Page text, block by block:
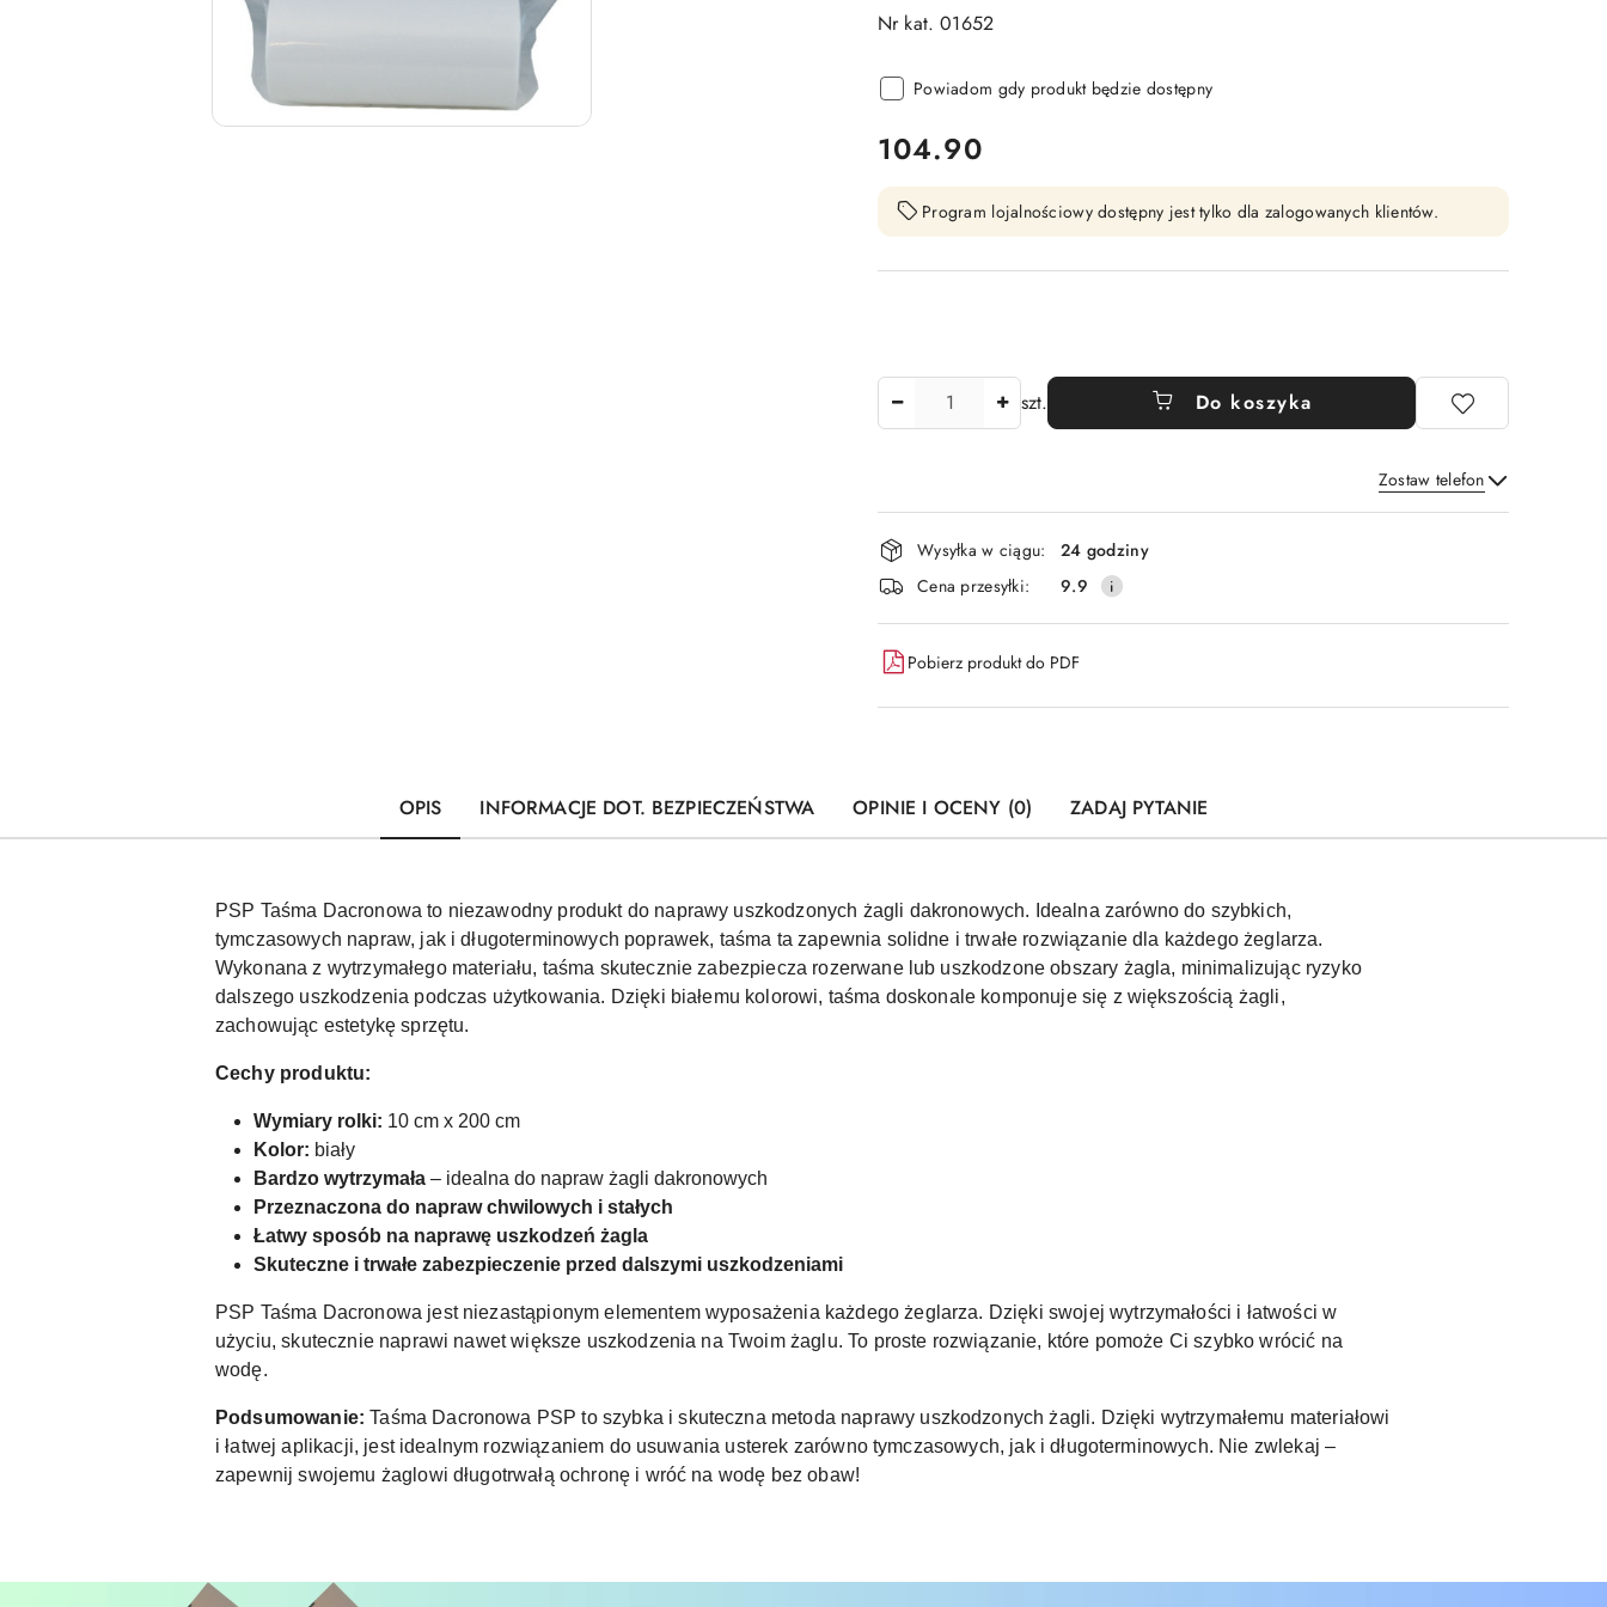
Nr kat. 01652
Powiadom gdy produkt będzie dostępny
cena:
104.90
Program lojalnościowy dostępny jest tylko dla zalogowanych klientów.
szt. Do koszyka
Zostaw telefon
Wyślij
Dostępność
i
dostawa
Wysyłka w ciągu:
24 godziny
Cena przesyłki:
9.9
Pobierz produkt do PDF
OPIS INFORMACJE DOT. BEZPIECZEŃSTWA OPINIE I OCENY (0) ZADAJ PYTANIE
PSP Taśma Dacronowa to niezawodny produkt do naprawy uszkodzonych żagli dakronowych. Idealna zarówno do szybkich,
tymczasowych napraw, jak i długoterminowych poprawek, taśma ta zapewnia solidne i trwałe rozwiązanie dla każdego żeglarza.
Wykonana z wytrzymałego materiału, taśma skutecznie zabezpiecza rozerwane lub uszkodzone obszary żagla, minimalizując ryzyko
dalszego uszkodzenia podczas użytkowania. Dzięki białemu kolorowi, taśma doskonale komponuje się z większością żagli,
zachowując estetykę sprzętu.
Cechy produktu:
Wymiary rolki: 10 cm x 200 cm
Kolor: biały
Bardzo wytrzymała – idealna do napraw żagli dakronowych
Przeznaczona do napraw chwilowych i stałych
Łatwy sposób na naprawę uszkodzeń żagla
Skuteczne i trwałe zabezpieczenie przed dalszymi uszkodzeniami
PSP Taśma Dacronowa jest niezastąpionym elementem wyposażenia każdego żeglarza. Dzięki swojej wytrzymałości i łatwości w
użyciu, skutecznie naprawi nawet większe uszkodzenia na Twoim żaglu. To proste rozwiązanie, które pomoże Ci szybko wrócić na
wodę.
Podsumowanie: Taśma Dacronowa PSP to szybka i skuteczna metoda naprawy uszkodzonych żagli. Dzięki wytrzymałemu materiałowi
i łatwej aplikacji, jest idealnym rozwiązaniem do usuwania usterek zarówno tymczasowych, jak i długoterminowych. Nie zwlekaj –
zapewnij swojemu żaglowi długotrwałą ochronę i wróć na wodę bez obaw!